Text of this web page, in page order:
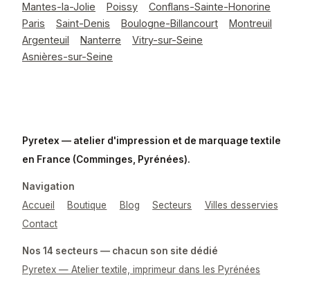
Mantes-la-Jolie
Poissy
Conflans-Sainte-Honorine
Paris
Saint-Denis Boulogne-Billancourt
Montreuil
Argenteuil
Nanterre
Vitry-sur-Seine
Asnières-sur-Seine
Pyretex — atelier d'impression et de marquage textile
en France (Comminges, Pyrénées).
Navigation
Accueil
Boutique Blog Secteurs
Villes desservies
Contact
Nos 14 secteurs — chacun son site dédié
Pyretex — Atelier textile, imprimeur dans les Pyrénées